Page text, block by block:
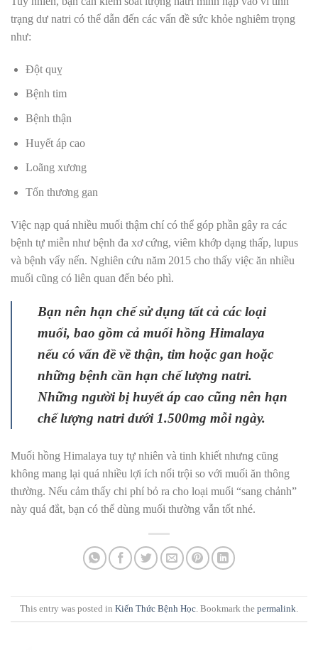
trạng dư natri có thể dẫn đến các vấn đề sức khỏe nghiêm trọng
như:
Đột quỵ
Bệnh tim
Bệnh thận
Huyết áp cao
Loãng xương
Tổn thương gan
Việc nạp quá nhiều muối thậm chí có thể góp phần gây ra các
bệnh tự miễn như bệnh đa xơ cứng, viêm khớp dạng thấp, lupus
và bệnh vẩy nến. Nghiên cứu năm 2015 cho thấy việc ăn nhiều
muối cũng có liên quan đến béo phì.
Bạn nên hạn chế sử dụng tất cả các loại
muối, bao gồm cả muối hồng Himalaya
nếu có vấn đề về thận, tim hoặc gan hoặc
những bệnh cần hạn chế lượng natri.
Những người bị huyết áp cao cũng nên hạn
chế lượng natri dưới 1.500mg mỗi ngày.
Muối hồng Himalaya tuy tự nhiên và tinh khiết nhưng cũng
không mang lại quá nhiều lợi ích nổi trội so với muối ăn thông
thường. Nếu cảm thấy chi phí bỏ ra cho loại muối “sang chảnh”
này quá đắt, bạn có thể dùng muối thường vẫn tốt nhé.
This entry was posted in Kiến Thức Bệnh Học . Bookmark the permalink